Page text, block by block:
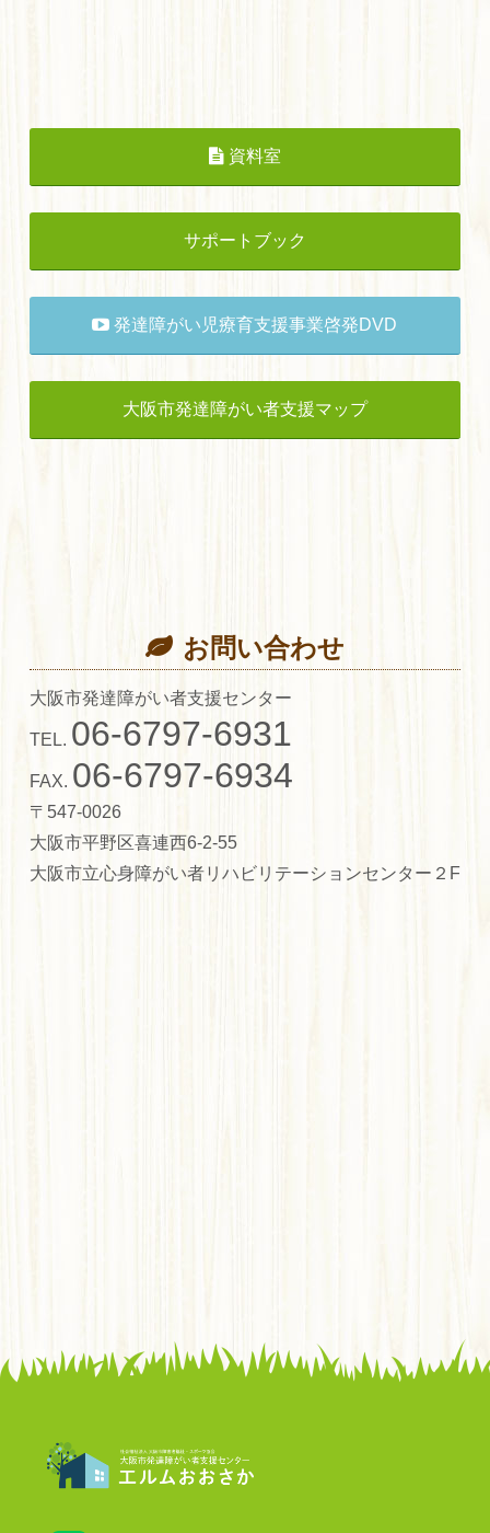
資料室
サポートブック
発達障がい児療育支援事業啓発DVD
大阪市発達障がい者支援マップ
お問い合わせ
大阪市発達障がい者支援センター
TEL. 06-6797-6931
FAX. 06-6797-6934
〒547-0026
大阪市平野区喜連西6-2-55
大阪市立心身障がい者リハビリテーションセンター２F